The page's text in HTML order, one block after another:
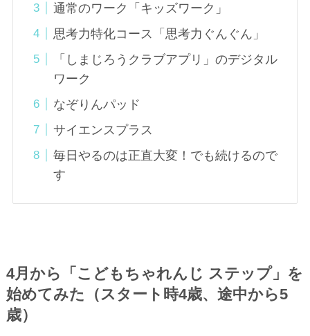
通常のワーク「キッズワーク」
思考力特化コース「思考力ぐんぐん」
「しまじろうクラブアプリ」のデジタル
ワーク
なぞりんパッド
サイエンスプラス
毎日やるのは正直大変！でも続けるので
す
4月から「こどもちゃれんじ ステップ」を
始めてみた（スタート時4歳、途中から5
歳）